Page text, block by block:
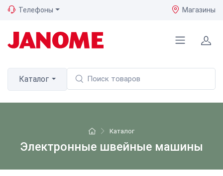
Телефоны Магазины
Каталог
Каталог
Электронные швейные машины